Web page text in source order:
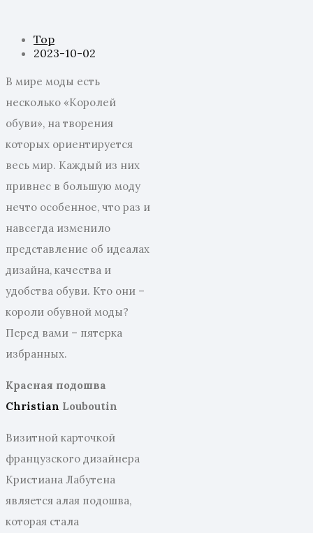
Top
2023-10-02
В мире моды есть
несколько «Королей
обуви», на творения
которых ориентируется
весь мир. Каждый из них
привнес в большую моду
нечто особенное, что раз и
навсегда изменило
представление об идеалах
дизайна, качества и
удобства обуви. Кто они –
короли обувной моды?
Перед вами – пятерка
избранных.
Красная подошва
Christian Louboutin
Визитной карточкой
французского дизайнера
Кристиана Лабутена
является алая подошва,
которая стала